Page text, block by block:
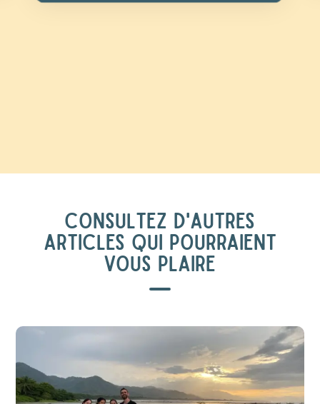
CONSULTEZ D'AUTRES
ARTICLES QUI POURRAIENT
VOUS PLAIRE